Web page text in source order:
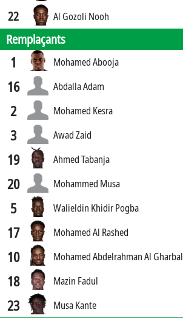
22 Al Gozoli Nooh
Remplaçants
1 Mohamed Abooja
16 Abdalla Adam
2 Mohamed Kesra
3 Awad Zaid
19 Ahmed Tabanja
20 Mohammed Musa
5 Walieldin Khidir Pogba
17 Mohamed Al Rashed
10 Mohamed Abdelrahman Al Gharbal
18 Mazin Fadul
23 Musa Kante